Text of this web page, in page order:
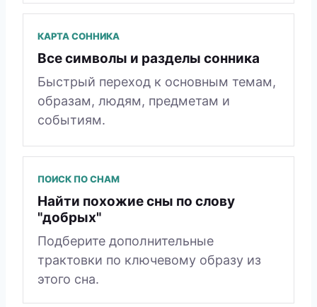
КАРТА СОННИКА
Все символы и разделы сонника
Быстрый переход к основным темам,
образам, людям, предметам и
событиям.
ПОИСК ПО СНАМ
Найти похожие сны по слову
"добрых"
Подберите дополнительные
трактовки по ключевому образу из
этого сна.